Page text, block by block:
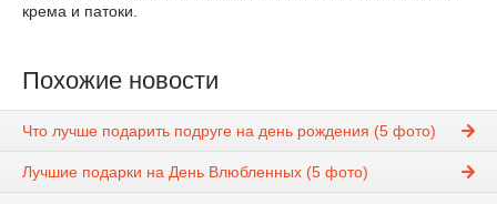
крема и патоки.
Похожие новости
Что лучше подарить подруге на день рождения (5 фото)
Лучшие подарки на День Влюбленных (5 фото)